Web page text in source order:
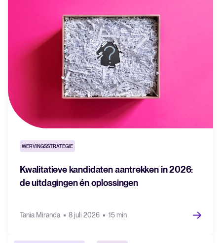
Tellent Recruitee
Klaar om je werving naar een hoger niveau te tillen? Ontdek meer
over ons platform.
Lees hele verhaal
WERVINGSSTRATEGIE
Kwalitatieve kandidaten aantrekken in 2026:
de uitdagingen én oplossingen
Tania Miranda 8 juli 2026 15 min